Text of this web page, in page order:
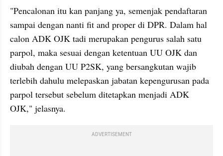
"Pencalonan itu kan panjang ya, semenjak pendaftaran
sampai dengan nanti fit and proper di DPR. Dalam hal
calon ADK OJK tadi merupakan pengurus salah satu
parpol, maka sesuai dengan ketentuan UU OJK dan
diubah dengan UU P2SK, yang bersangkutan wajib
terlebih dahulu melepaskan jabatan kepengurusan pada
parpol tersebut sebelum ditetapkan menjadi ADK
OJK," jelasnya.
ADVERTISEMENT